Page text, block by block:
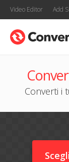
Video Editor Add
Converti i